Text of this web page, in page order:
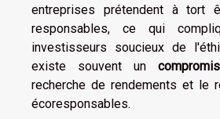
entreprises prétendent à tort
responsables, ce qui
investisseurs soucieux de
existe souvent un
recherche de rendements et le
écoresponsables.